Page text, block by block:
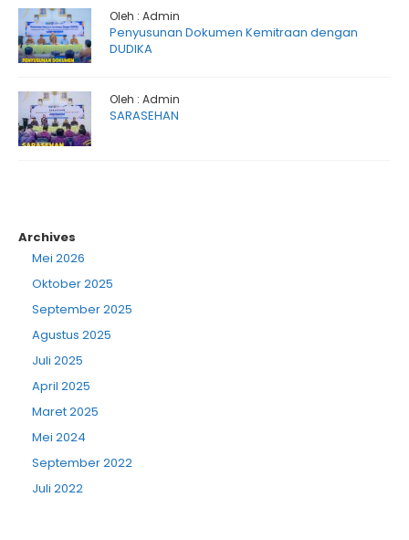
Oleh : Admin
Penyusunan Dokumen Kemitraan dengan
DUDIKA
Oleh : Admin
SARASEHAN
Archives
Mei 2026
Oktober 2025
September 2025
Agustus 2025
Juli 2025
April 2025
Maret 2025
Mei 2024
September 2022
Juli 2022